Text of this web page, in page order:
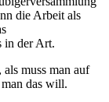
die Arbeit als
in der Art.
muss man auf
das will.